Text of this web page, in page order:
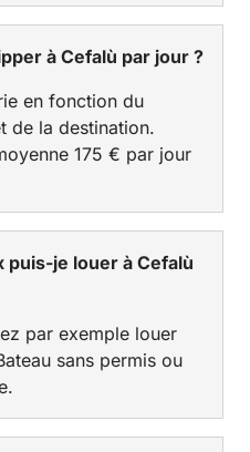
à Cefalù par jour ?
en fonction du
de la destination.
175 € par jour
puis-je louer à Cefalù
par exemple louer
sans permis ou